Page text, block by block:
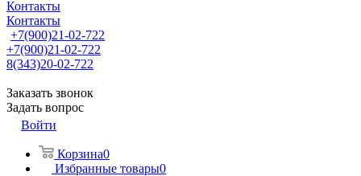
Контакты
Контакты
+7(900)21-02-722
+7(900)21-02-722
8(343)20-02-722
Заказать звонок
Задать вопрос
Войти
Корзина0
Избранные товары0